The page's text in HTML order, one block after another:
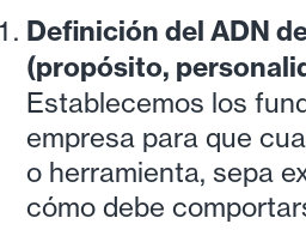
Definición del ADN
(propósito,
Establecemos los
empresa para que
o herramienta, sepa
cómo debe